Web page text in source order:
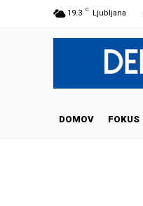
19.3 C Ljubljana
DOMOV FOKUS